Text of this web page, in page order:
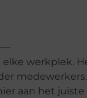
werkplek.
aan het